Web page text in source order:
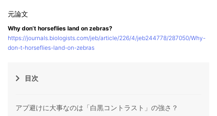
Why don’t horseflies land on zebras?
https://journals.biologists.com/jeb/article/226/4/jeb244778/287050/Why-
don-t-horseflies-land-on-zebras
目次
アブ避けに大事なのは「白黒コントラスト」の強さ？